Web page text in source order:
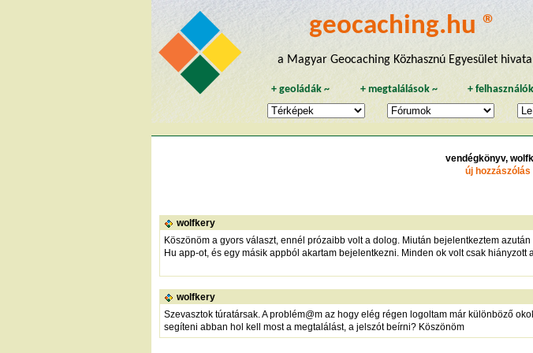
geocaching.hu ®
a Magyar Geocaching Közhasznú Egyesület
+geoládák ~ + megtalálások~ +felhasználók
vendégkönyv,
új hozzászólás
wolfkery
Köszönöm a gyors választ, ennél prózaibb volt a dolog. Miután bejelentkeztem
Hu app-ot, és egy másik appból akartam bejelentkezni. Minden ok volt csak
wolfkery
Szevasztok túratársak. A problém@m az hogy elég régen logoltam már különböző
segíteni abban hol kell most a megtalálást, a jelszót beírni? Köszönöm